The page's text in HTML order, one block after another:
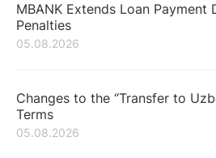
MBANK Extends Loan Payment
Penalties
05.08.2026
Changes to the “Transfer to
Terms
05.08.2026